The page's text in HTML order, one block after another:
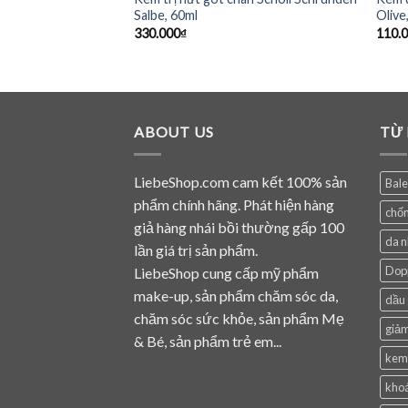
Salbe, 60ml
330.000₫
ABOUT US
LiebeShop.com cam kết 100% sản
phẩm chính hãng. Phát hiện hàng
giả hàng nhái bồi thường gấp 100
lần giá trị sản phẩm.
LiebeShop cung cấp mỹ phẩm
make-up, sản phẩm chăm sóc da,
chăm sóc sức khỏe, sản phẩm Mẹ
& Bé, sản phẩm trẻ em...
TỪ
da
dầu